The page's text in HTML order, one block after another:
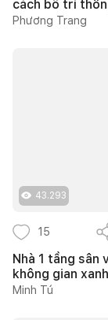
cách bố trí
Phương Trang
43.293
15
Nhà 1 tầng sân
không gian
Minh Tú